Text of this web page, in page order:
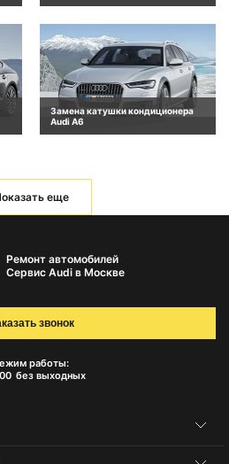
Замена катушки кондиционера
Audi A6
еще
Ремонт автомобилей
Сервис Audi в Москве
работы:
без выходных
звонок